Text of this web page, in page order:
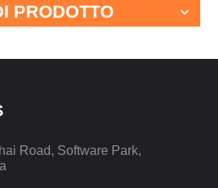
PRODOTTO
Road, Software Park,